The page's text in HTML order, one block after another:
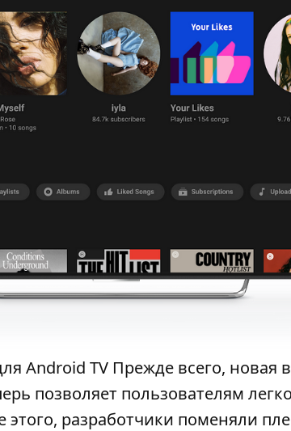
Android TV Прежде всего, новая
позволяет пользователям
разработчики поменяли